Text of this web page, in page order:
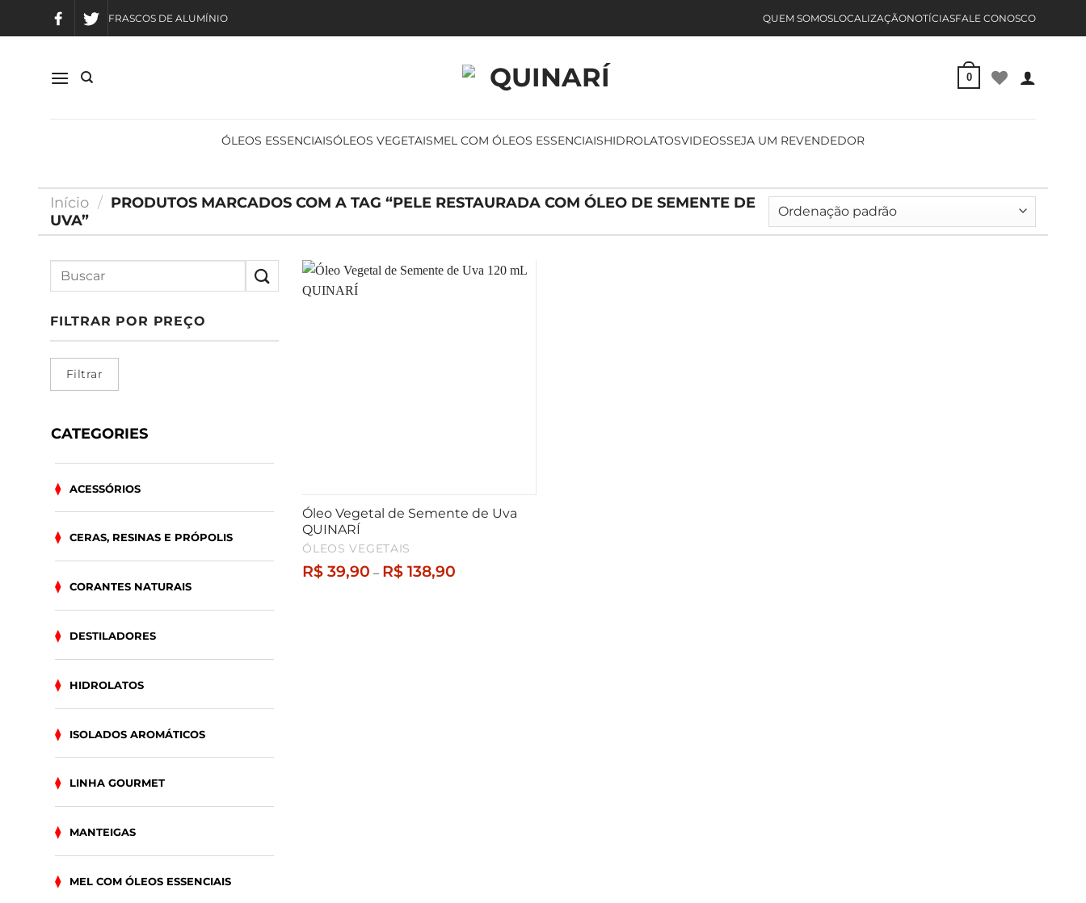
FRASCOS DE ALUMÍNIO QUEM SOMOSLOCALIZAÇÃONOTÍCIASFALE CONOSCO
0
ÓLEOS ESSENCIAISÓLEOS VEGETAISMEL COM ÓLEOS ESSENCIAISHIDROLATOSVIDEOSSEJA UM REVENDEDOR
Início / PRODUTOS MARCADOS COM A TAG “PELE RESTAURADA COM ÓLEO DE SEMENTE DE
UVA”
FILTRAR POR PREÇO
Preço
mínimo
Preço
máximo
Filtrar
CATEGORIES
ACESSÓRIOS
CERAS, RESINAS E PRÓPOLIS
CORANTES NATURAIS
DESTILADORES
HIDROLATOS
ISOLADOS AROMÁTICOS
LINHA GOURMET
MANTEIGAS
MEL COM ÓLEOS ESSENCIAIS
ÓLEOS VEGETAIS
Óleo Vegetal de Semente de Uva
QUINARÍ
R$ 39,90 – R$ 138,90